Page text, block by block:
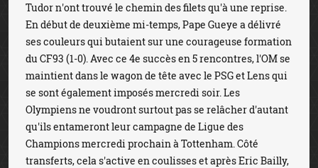
Tudor n'ont trouvé le chemin des filets qu'à une reprise.
En début de deuxième mi-temps, Pape Gueye a délivré
ses couleurs qui butaient sur une courageuse formation
du CF93 (1-0). Avec ce 4e succès en 5 rencontres, l'OM se
maintient dans le wagon de tête avec le PSG et Lens qui
se sont également imposés mercredi soir. Les
Olympiens ne voudront surtout pas se relâcher d'autant
qu'ils entameront leur campagne de Ligue des
Champions mercredi prochain à Tottenham. Côté
transferts, cela s'active en coulisses et après Eric Bailly,